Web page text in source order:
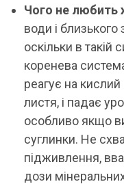
Чого не
води і близького
оскільки в такій
коренева
реагує на
листя, і падає
особливо якщо
суглинки. Не
підживлення,
дози